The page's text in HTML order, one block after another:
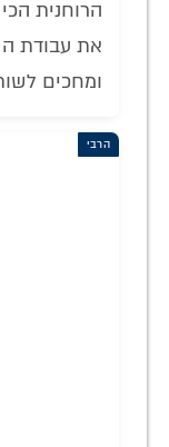
הרוחנית
את עבודת
ומחכים
הרבי